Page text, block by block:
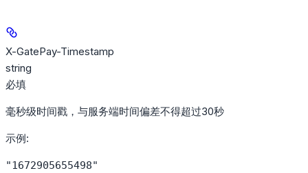
X-GatePay-Timestamp
string
必填
毫秒级时间戳，与服务端时间偏差不得超过30秒
示例:
"1672905655498"